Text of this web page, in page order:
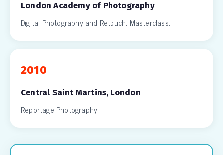
London Academy of Photography
Digital Photography and Retouch. Masterclass.
2010
Central Saint Martins, London
Reportage Photography.